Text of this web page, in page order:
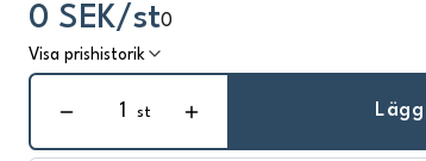
0 SEK/st0
Visa prishistorik
st Lägg